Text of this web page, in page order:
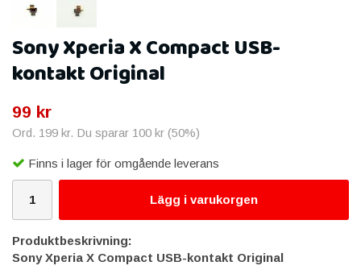
Sony Xperia X Compact USB-
kontakt Original
99 kr
Ord. 199 kr. Du sparar 100 kr (50%)
Finns i lager för omgående leverans
Lägg i varukorgen
Produktbeskrivning:
Sony Xperia X Compact USB-kontakt Original